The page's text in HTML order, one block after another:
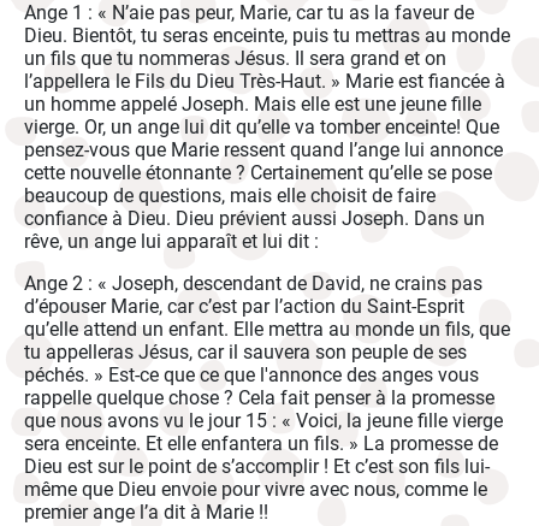
Ange 1 : « N’aie pas peur, Marie, car tu as la faveur de
Dieu. Bientôt, tu seras enceinte, puis tu mettras au monde
un fils que tu nommeras Jésus. Il sera grand et on
l’appellera le Fils du Dieu Très-Haut. » Marie est fiancée à
un homme appelé Joseph. Mais elle est une jeune fille
vierge. Or, un ange lui dit qu’elle va tomber enceinte! Que
pensez-vous que Marie ressent quand l’ange lui annonce
cette nouvelle étonnante ? Certainement qu’elle se pose
beaucoup de questions, mais elle choisit de faire
confiance à Dieu. Dieu prévient aussi Joseph. Dans un
rêve, un ange lui apparaît et lui dit :
Ange 2 : « Joseph, descendant de David, ne crains pas
d’épouser Marie, car c’est par l’action du Saint-Esprit
qu’elle attend un enfant. Elle mettra au monde un fils, que
tu appelleras Jésus, car il sauvera son peuple de ses
péchés. » Est-ce que ce que l'annonce des anges vous
rappelle quelque chose ? Cela fait penser à la promesse
que nous avons vu le jour 15 : « Voici, la jeune fille vierge
sera enceinte. Et elle enfantera un fils. » La promesse de
Dieu est sur le point de s’accomplir ! Et c’est son fils lui-
même que Dieu envoie pour vivre avec nous, comme le
premier ange l’a dit à Marie !!